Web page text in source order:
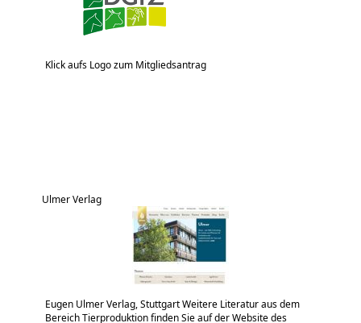
Klick aufs Logo zum Mitgliedsantrag
Ulmer Verlag
Eugen Ulmer Verlag, Stuttgart Weitere Literatur aus dem
Bereich Tierproduktion finden Sie auf der Website des